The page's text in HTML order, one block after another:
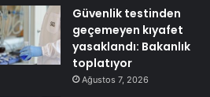
Güvenlik testinden
geçemeyen kıyafet
yasaklandı: Bakanlık
toplatıyor
Ağustos 7, 2026